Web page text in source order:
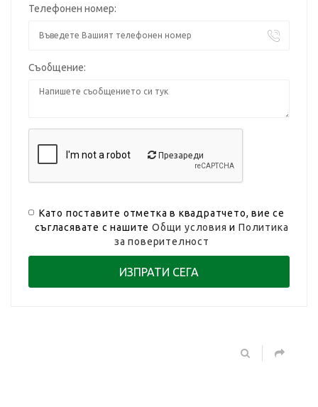
Телефонен номер:
Съобщение:
Презареди
Като поставите отметка в квадратчето, вие се
съгласявате с нашитеОбщи условия иПолитика
за поверителност